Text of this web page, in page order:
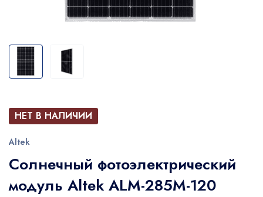
НЕТ В НАЛИЧИИ
Altek
Солнечный фотоэлектрический
модуль Altek ALM-285M-120